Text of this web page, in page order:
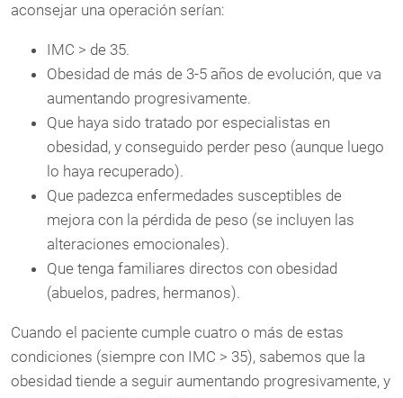
aconsejar una operación serían:
IMC > de 35.
Obesidad de más de 3-5 años de evolución, que va
aumentando progresivamente.
Que haya sido tratado por especialistas en
obesidad, y conseguido perder peso (aunque luego
lo haya recuperado).
Que padezca enfermedades susceptibles de
mejora con la pérdida de peso (se incluyen las
alteraciones emocionales).
Que tenga familiares directos con obesidad
(abuelos, padres, hermanos).
Cuando el paciente cumple cuatro o más de estas
condiciones (siempre con IMC > 35), sabemos que la
obesidad tiende a seguir aumentando progresivamente, y